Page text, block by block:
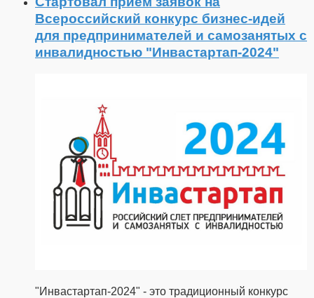
Всероссийский конкурс бизнес-идей
для предпринимателей и самозанятых с
инвалидностью "Инвастартап-2024"
"Инвастартап-2024" - это традиционный конкурс